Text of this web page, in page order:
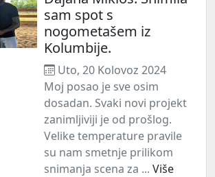
sam spot s
nogometašem iz
Kolumbije.
Uto, 20 Kolovoz 2024
Moj posao je sve osim
dosadan. Svaki novi projekt
zanimljiviji je od prošlog.
Velike temperature pravile
su nam smetnje prilikom
snimanja scena za ... Više